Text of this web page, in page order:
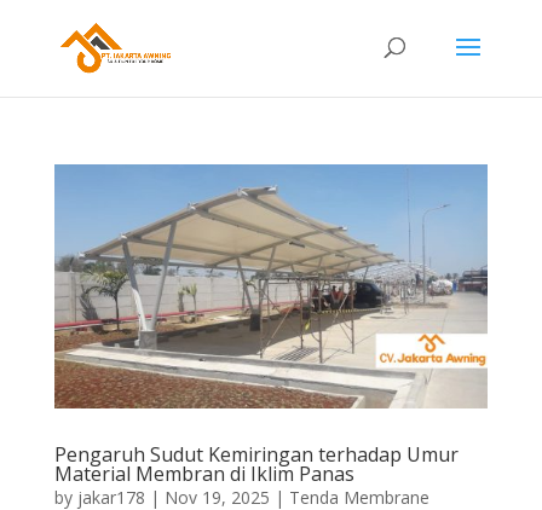
Pengaruh Sudut Kemiringan terhadap Umur
Material Membran di Iklim Panas
by jakar178 | Nov 19, 2025 | Tenda Membrane